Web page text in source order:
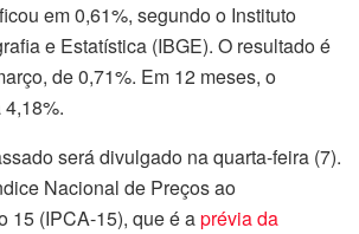
ficou em 0,61%, segundo o Instituto
e Estatística (IBGE). O resultado é
de 0,71%. Em 12 meses, o
será divulgado na quarta-feira (7).
Nacional de Preços ao
15 (IPCA-15), que é aprévia da